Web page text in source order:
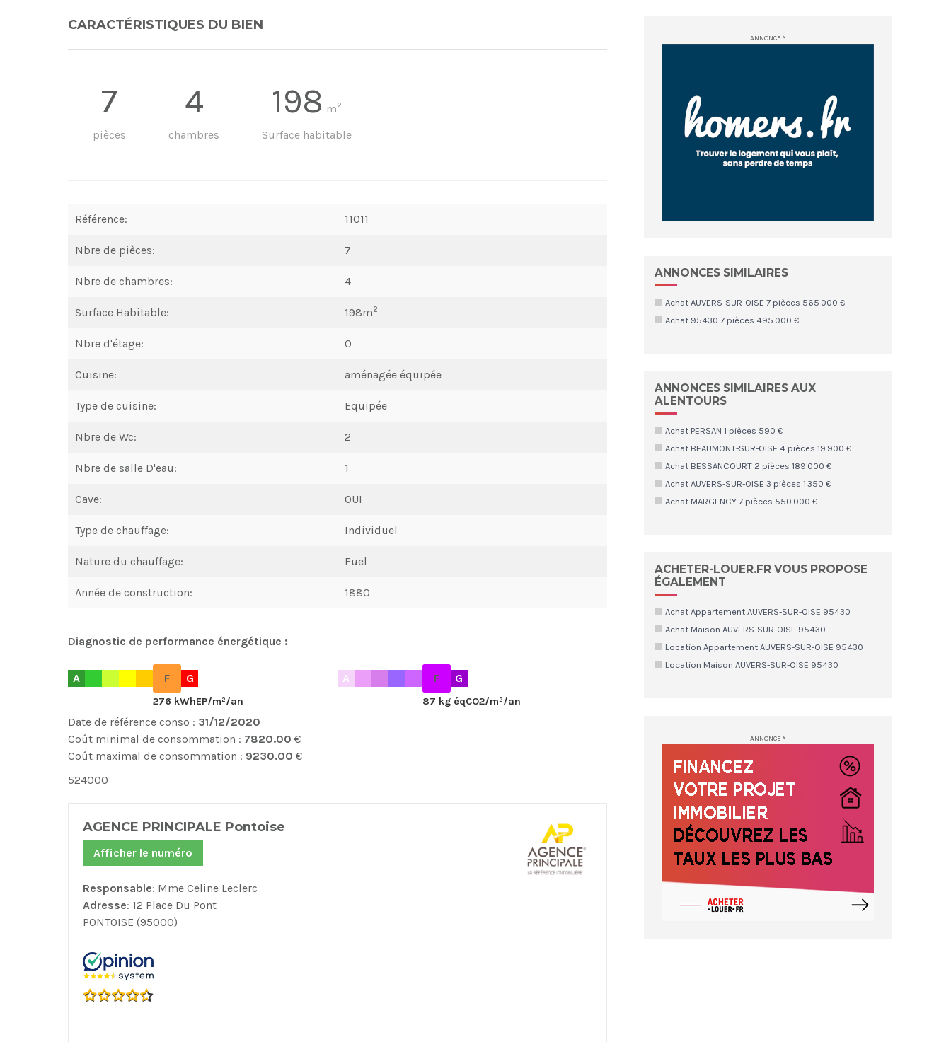
CARACTÉRISTIQUES DU BIEN
7
pièces
4
chambres
198 m2
Surface habitable
Référence: 11011
Nbre de pièces: 7
Nbre de chambres: 4
Surface Habitable: 198m2
Nbre d'étage: 0
Cuisine: aménagée équipée
Type de cuisine: Equipée
Nbre de Wc: 2
Nbre de salle D'eau: 1
Cave: OUI
Type de chauffage: Individuel
Nature du chauffage: Fuel
Année de construction: 1880
Diagnostic de performance énergétique :
A F
276 kWhEP/m²/an
G A F
87 kg éqCO2/m²/an
G
Date de référence conso : 31/12/2020
Coût minimal de consommation : 7820.00 €
Coût maximal de consommation : 9230.00 €
524000
AGENCE PRINCIPALE Pontoise
Afficher le numéro
Responsable: Mme Celine Leclerc
Adresse: 12 Place Du Pont
PONTOISE (95000)
ANNONCES SIMILAIRES
Achat AUVERS-SUR-OISE 7 pièces 565 000 €
Achat 95430 7 pièces 495 000 €
ANNONCES SIMILAIRES AUX
ALENTOURS
Achat PERSAN 1 pièces 590 €
Achat BEAUMONT-SUR-OISE 4 pièces 19 900 €
Achat BESSANCOURT 2 pièces 189 000 €
Achat AUVERS-SUR-OISE 3 pièces 1 350 €
Achat MARGENCY 7 pièces 550 000 €
ACHETER-LOUER.FR VOUS PROPOSE
ÉGALEMENT
Achat Appartement AUVERS-SUR-OISE 95430
Achat Maison AUVERS-SUR-OISE 95430
Location Appartement AUVERS-SUR-OISE 95430
Location Maison AUVERS-SUR-OISE 95430